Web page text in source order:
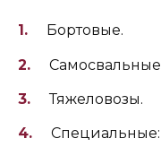
Бортовые.
Тяжеловозы.
Специальные: